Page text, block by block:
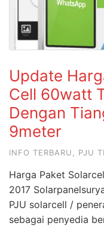
Update
Cell 60watt
Dengan
9meter
INFO TERBARU PJU
Harga Paket
2017
PJU solarcell /
sebagai penyedia